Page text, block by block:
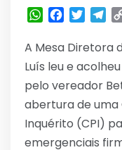
WhatsApp
Facebook
A Mesa Diretora
Luís leu e
pelo vereador
abertura de uma
Inquérito (CPI)
emergenciais